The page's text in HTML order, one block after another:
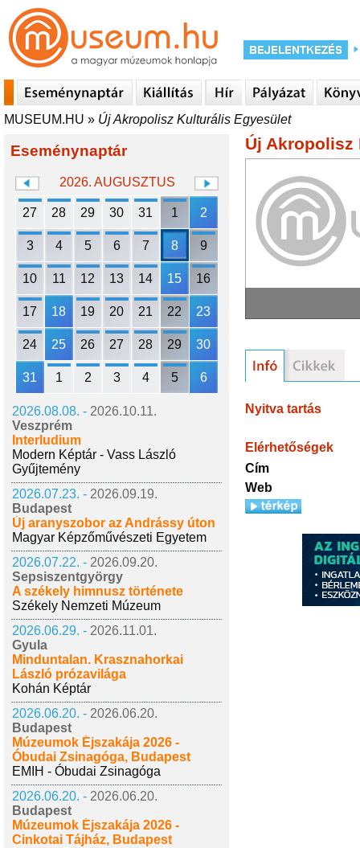
MUSEUM.HU » Új Akropolisz Kulturális Egyesület
Eseménynaptár
2026. AUGUSZTUS
27 28 29 30 31 1 2
3 4 5 6 7 8 9
10 11 12 13 14 15 16
17 18 19 20 21 22 23
24 25 26 27 28 29 30
31 1 2 3 4 5 6
2026.08.08. - 2026.10.11.
Veszprém
Interludium
Modern Képtár - Vass László
Gyűjtemény
2026.07.23. - 2026.09.19.
Budapest
Új aranyszobor az Andrássy úton
Magyar Képzőművészeti Egyetem
2026.07.22. - 2026.09.20.
Sepsiszentgyörgy
A székely himnusz története
Székely Nemzeti Múzeum
2026.06.29. - 2026.11.01.
Gyula
Minduntalan. Krasznahorkai
László prózavilága
Kohán Képtár
2026.06.20. - 2026.06.20.
Budapest
Múzeumok Éjszakája 2026 -
Óbudai Zsinagóga, Budapest
EMIH - Óbudai Zsinagóga
2026.06.20. - 2026.06.20.
Budapest
Múzeumok Éjszakája 2026 -
Cinkotai Tájház, Budapest
Új
Nyitva tartás
Elérhetőségek
Cím
Web